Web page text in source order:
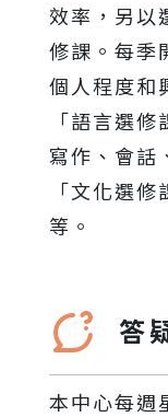
效率，另以
修課。每季
個人程度和
「語言選
寫作、會話
「文化選
等。
答
本中心每週